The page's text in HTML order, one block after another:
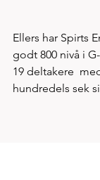
Ellers har Spirts
godt 800 nivå i
19 deltakere
hundredels sek